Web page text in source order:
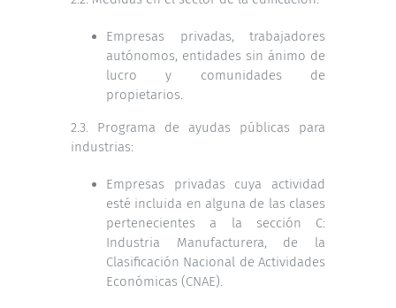
Empresas privadas, trabajadores
autónomos, entidades sin ánimo de
lucro y comunidades de
propietarios.
2.3. Programa de ayudas públicas para
industrias:
Empresas privadas cuya actividad
esté incluida en alguna de las clases
pertenecientes a la sección C:
Industria Manufacturera, de la
Clasificación Nacional de Actividades
Económicas (CNAE).